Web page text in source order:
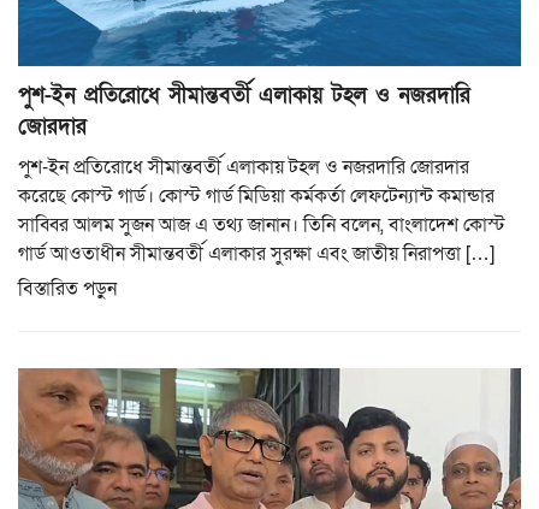
পুশ-ইন প্রতিরোধে সীমান্তবর্তী এলাকায় টহল ও নজরদারি
জোরদার
পুশ-ইন প্রতিরোধে সীমান্তবর্তী এলাকায় টহল ও নজরদারি জোরদার
করেছে কোস্ট গার্ড। কোস্ট গার্ড মিডিয়া কর্মকর্তা লেফটেন্যান্ট কমান্ডার
সাব্বির আলম সুজন আজ এ তথ্য জানান। তিনি বলেন, বাংলাদেশ কোস্ট
গার্ড আওতাধীন সীমান্তবর্তী এলাকার সুরক্ষা এবং জাতীয় নিরাপত্তা […]
বিস্তারিত পড়ুন